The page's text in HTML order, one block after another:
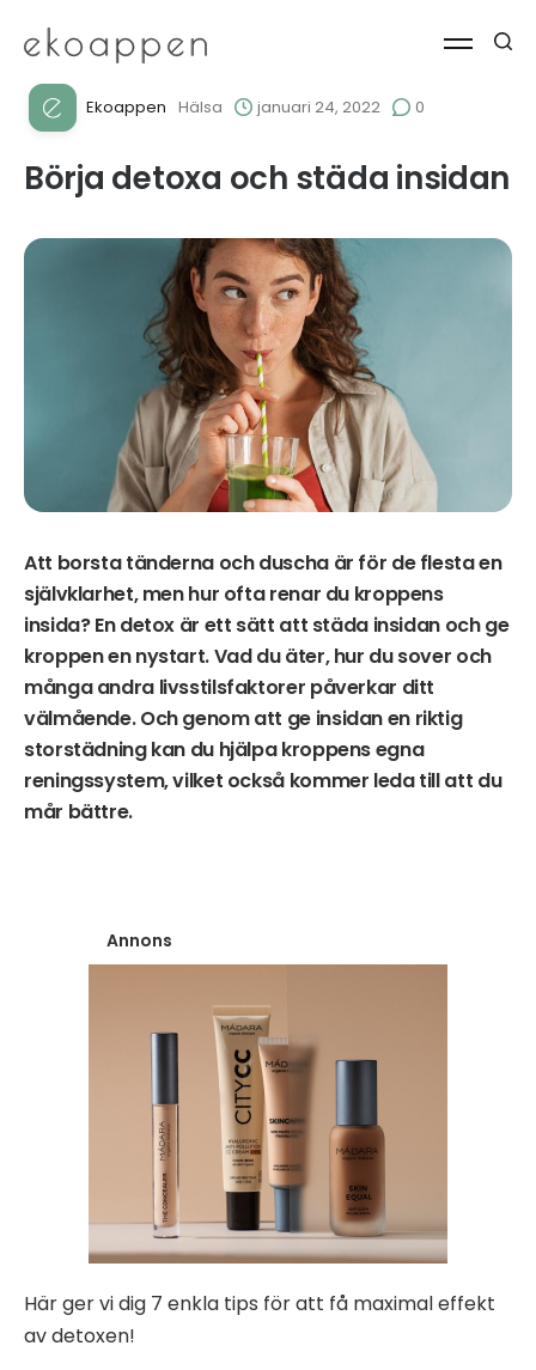
Ekoappen Hälsa januari 24, 2022 0
Börja detoxa och städa insidan
Att borsta tänderna och duscha är för de flesta en
självklarhet, men hur ofta renar du kroppens
insida? En detox är ett sätt att städa insidan och ge
kroppen en nystart. Vad du äter, hur du sover och
många andra livsstilsfaktorer påverkar ditt
välmående. Och genom att ge insidan en riktig
storstädning kan du hjälpa kroppens egna
reningssystem, vilket också kommer leda till att du
mår bättre.
Annons
Här ger vi dig 7 enkla tips för att få maximal effekt
av detoxen!